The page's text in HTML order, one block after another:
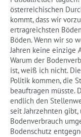
österreichischen
kommt, dass wir
ertragreichsten
Böden. Wenn wir so
Jahren keine einzige
Warum der
ist, weiß ich nicht.
Politik kommen, die
beauftragen müsste.
endlich den
seit Jahrzehnten
Bodenverbrauch
Bodenschutz